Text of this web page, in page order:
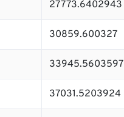
27773.6402943
30859.600327
33945.5603597
37031.5203924